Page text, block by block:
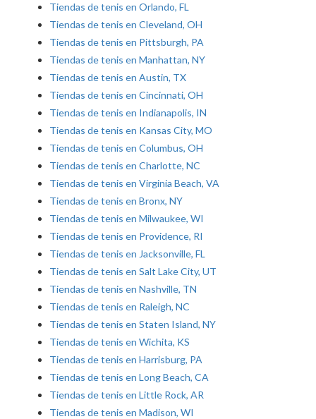
Tiendas de tenis en Orlando, FL
Tiendas de tenis en Cleveland, OH
Tiendas de tenis en Pittsburgh, PA
Tiendas de tenis en Manhattan, NY
Tiendas de tenis en Austin, TX
Tiendas de tenis en Cincinnati, OH
Tiendas de tenis en Indianapolis, IN
Tiendas de tenis en Kansas City, MO
Tiendas de tenis en Columbus, OH
Tiendas de tenis en Charlotte, NC
Tiendas de tenis en Virginia Beach, VA
Tiendas de tenis en Bronx, NY
Tiendas de tenis en Milwaukee, WI
Tiendas de tenis en Providence, RI
Tiendas de tenis en Jacksonville, FL
Tiendas de tenis en Salt Lake City, UT
Tiendas de tenis en Nashville, TN
Tiendas de tenis en Raleigh, NC
Tiendas de tenis en Staten Island, NY
Tiendas de tenis en Wichita, KS
Tiendas de tenis en Harrisburg, PA
Tiendas de tenis en Long Beach, CA
Tiendas de tenis en Little Rock, AR
Tiendas de tenis en Madison, WI